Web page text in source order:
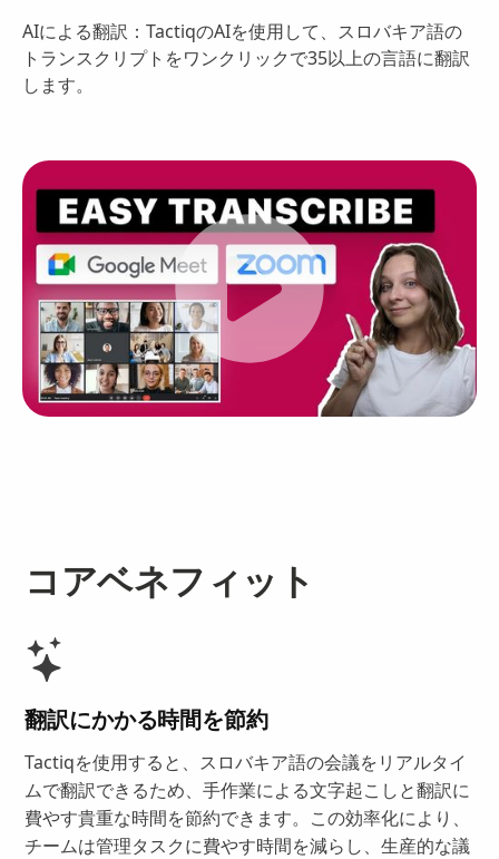
AIによる翻訳：TactiqのAIを使用して、スロバキア語の
トランスクリプトをワンクリックで35以上の言語に翻訳
します。
コアベネフィット
翻訳にかかる時間を節約
Tactiqを使用すると、スロバキア語の会議をリアルタイ
ムで翻訳できるため、手作業による文字起こしと翻訳に
費やす貴重な時間を節約できます。この効率化により、
チームは管理タスクに費やす時間を減らし、生産的な議